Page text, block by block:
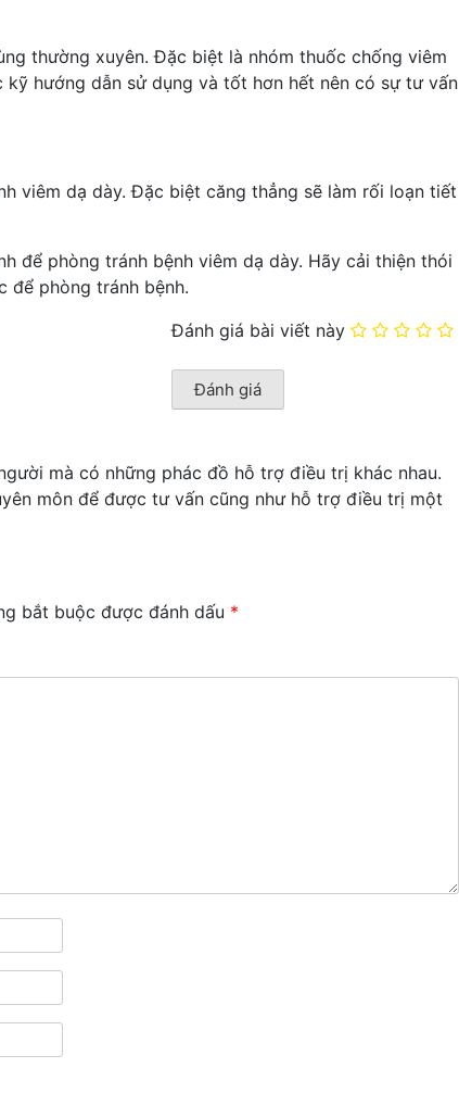
thường xuyên. Đặc biệt là nhóm thuốc chống viêm
hướng dẫn sử dụng và tốt hơn hết nên có sự tư vấn
viêm dạ dày. Đặc biệt căng thẳng sẽ làm rối loạn tiết
để phòng tránh bệnh viêm dạ dày. Hãy cải thiện thói
để phòng tránh bệnh.
Đánh giá bài viết này
mà có những phác đồ hỗ trợ điều trị khác nhau.
môn để được tư vấn cũng như hỗ trợ điều trị một
bắt buộc được đánh dấu *